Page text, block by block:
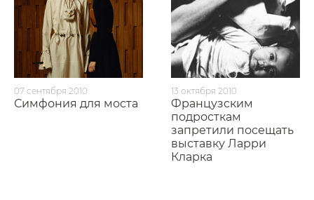
07 сентября 2010
Симфония для моста
13 октября 2010
Французским
подросткам
запретили посещать
выставку Ларри
Кларка